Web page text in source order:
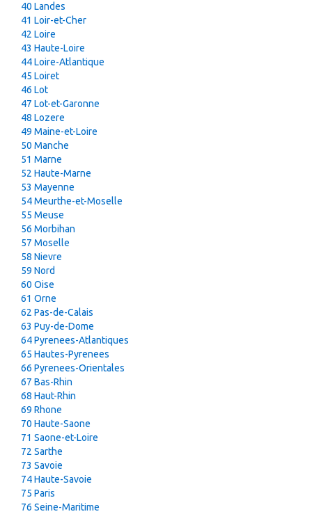
40 Landes
41 Loir-et-Cher
42 Loire
43 Haute-Loire
44 Loire-Atlantique
45 Loiret
46 Lot
47 Lot-et-Garonne
48 Lozere
49 Maine-et-Loire
50 Manche
51 Marne
52 Haute-Marne
53 Mayenne
54 Meurthe-et-Moselle
55 Meuse
56 Morbihan
57 Moselle
58 Nievre
59 Nord
60 Oise
61 Orne
62 Pas-de-Calais
63 Puy-de-Dome
64 Pyrenees-Atlantiques
65 Hautes-Pyrenees
66 Pyrenees-Orientales
67 Bas-Rhin
68 Haut-Rhin
69 Rhone
70 Haute-Saone
71 Saone-et-Loire
72 Sarthe
73 Savoie
74 Haute-Savoie
75 Paris
76 Seine-Maritime